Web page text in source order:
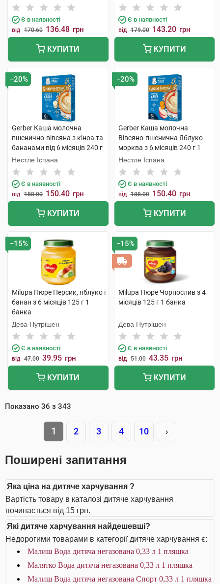
Є в наявності
від 170.60 136.48 грн
КУПИТИ
Є в наявності
від 179.00 143.20 грн
КУПИТИ
−20%
Gerber Каша молочна
пшенично-вівсяна з кіноа та
бананами від 6 місяців 240 г
1 коробка
Нестле Іспана
Є в наявності
від 188.00 150.40 грн
КУПИТИ
−20%
Gerber Каша молочна
Вівсяно-пшенична Яблуко-
морква з 6 місяців 240 г 1
коробка
Нестле Іспана
Є в наявності
від 188.00 150.40 грн
КУПИТИ
−15%
Milupa Пюре Персик, яблуко і
банан з 6 місяців 125 г 1
банка
Дева Нутрішен
Є в наявності
від 47.00 39.95 грн
КУПИТИ
−15%
Milupa Пюре Чорнослив з 4
місяців 125 г 1 банка
Дева Нутрішен
Є в наявності
від 51.00 43.35 грн
КУПИТИ
Показано 36 з 343
1 2 3 4 10 ›
Поширені запитання
Яка ціна на дитяче харчування ?
Вартість товару в каталозі дитяче харчування
починається від 15 грн.
Які дитяче харчування найдешевші?
Недорогими товарами в категорії дитяче харчування є:
Малиш Вода дитяча негазована 0,33 л 1 пляшка
Малятко Вода дитяча негазована 0,33 л 1 пляшка
Малиш Вода дитяча негазована Спорт 0,33 л 1 пляшка